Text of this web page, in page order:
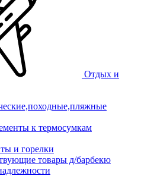
Отдых и
к термосумкам
и горелки
товары д/барбекю